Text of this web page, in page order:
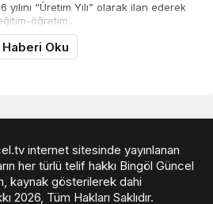
“Üretim Yılı” olarak ilan ederek
öğretim...
Haberi Oku
internet sitesinde yayınlanan
her türlü telif hakkı Bingöl Güncel
kaynak gösterilerek dahi
2026, Tüm Hakları Saklıdır.